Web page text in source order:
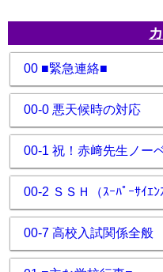
00 ■緊急連絡■
00-0 悪天候時の対応
00-1 祝！赤﨑先生ノー
00-2 ＳＳＨ（ｽｰﾊﾟｰｻｲｴﾝ
00-7 高校入試関係全般